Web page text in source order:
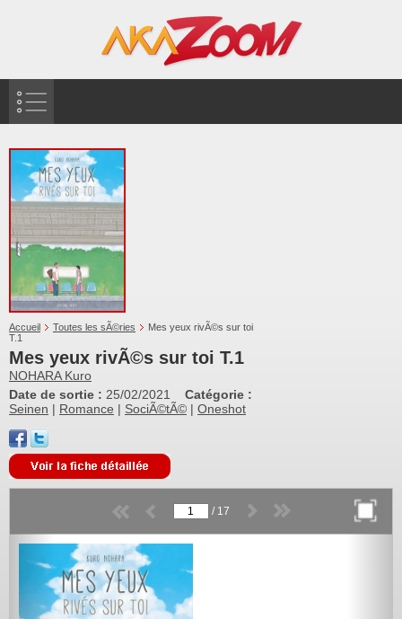
Accueil Toutes les sÃ©ries
Mes yeux rivÃ©s sur toi
T.1
Mes yeux rivÃ©s sur toi T.1
NOHARA Kuro
Date de sortie : 25/02/2021
Catégorie :
Seinen | Romance | SociÃ©tÃ© | Oneshot
/ 17